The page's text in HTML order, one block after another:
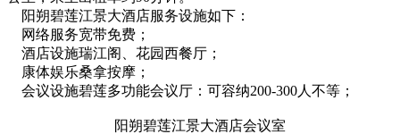
阳朔碧莲江景大酒店服务设施如下：
网络服务宽带免费；
酒店设施瑞江阁、花园西餐厅；
康体娱乐桑拿按摩；
会议设施碧莲多功能会议厅：可容纳200-300人不等；
阳朔碧莲江景大酒店会议室